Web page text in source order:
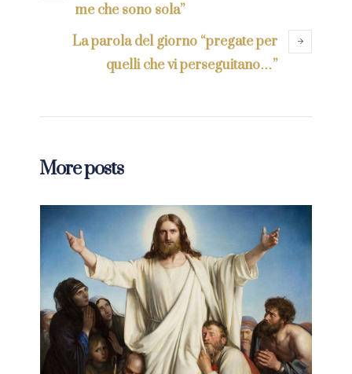
me che sono sola”
La parola del giorno “pregate per
quelli che vi perseguitano…”
More posts